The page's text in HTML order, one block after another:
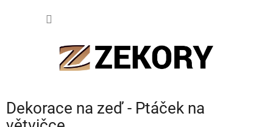
Dekorace na zeď - Ptáček na